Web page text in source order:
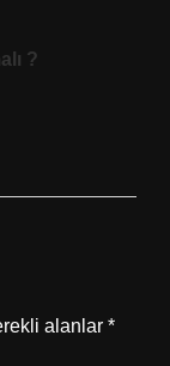
?
alanlar *